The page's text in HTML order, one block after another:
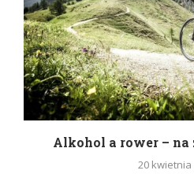
Alkohol a rower – na
20 kwietnia